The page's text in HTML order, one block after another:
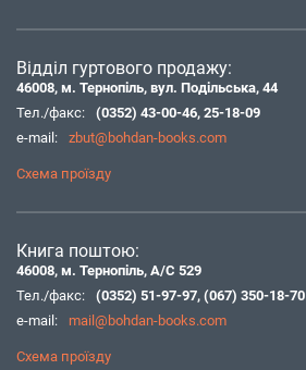
Відділ гуртового продажу:
46008, м. Тернопіль, вул. Подільська, 44
Тел./факс:
(0352) 43-00-46, 25-18-09
e-mail:
zbut@bohdan-books.com
Схема проїзду
Книга поштою:
46008, м. Тернопіль, А/С 529
Тел./факс:
(0352) 51-97-97, (067) 350-18-70
e-mail:
mail@bohdan-books.com
Схема проїзду